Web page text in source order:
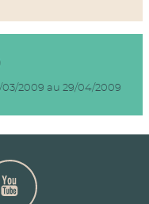
03/2009 au 29/04/2009